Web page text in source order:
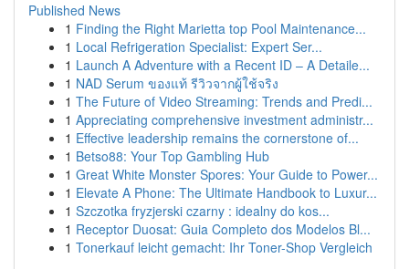
Published News
1 Finding the Right Marietta top Pool Maintenance...
1 Local Refrigeration Specialist: Expert Ser...
1 Launch A Adventure with a Recent ID – A Detaile...
1 NAD Serum ของแท้ รีวิวจากผู้ใช้จริง
1 The Future of Video Streaming: Trends and Predi...
1 Appreciating comprehensive investment administr...
1 Effective leadership remains the cornerstone of...
1 Betso88: Your Top Gambling Hub
1 Great White Monster Spores: Your Guide to Power...
1 Elevate A Phone: The Ultimate Handbook to Luxur...
1 Szczotka fryzjerski czarny : idealny do kos...
1 Receptor Duosat: Guia Completo dos Modelos Bl...
1 Tonerkauf leicht gemacht: Ihr Toner-Shop Vergleich